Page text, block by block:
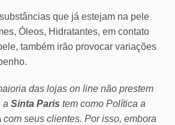
que já estejam na pele
Óleos, Hidratantes, em contato
também irão provocar variações
das lojas on line não prestem
a Sinta Paris tem como Política a
seus clientes. Por isso, embora